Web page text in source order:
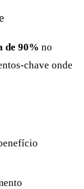
de 90% no
chave onde